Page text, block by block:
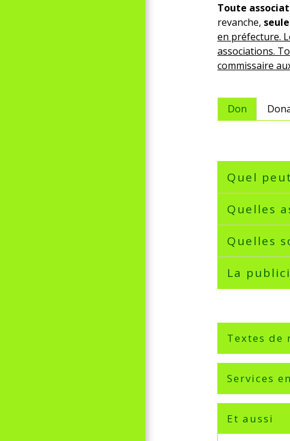
Toute
revanche,
en préfecture.
associations.
commissaire
Don
Quel
Quelles
Quelles
La
Textes de
Services
Et aussi